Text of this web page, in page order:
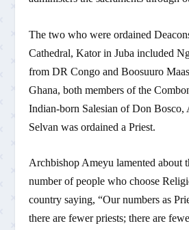
The two who were ordained
Cathedral, Kator in Juba included
from DR Congo and Boosuuro
Ghana, both members of the
Indian-born Salesian of Don Bosco,
Selvan was ordained a Priest.
Archbishop Ameyu lamented about
number of people who choose
country saying, “Our numbers as
there are fewer priests; there are